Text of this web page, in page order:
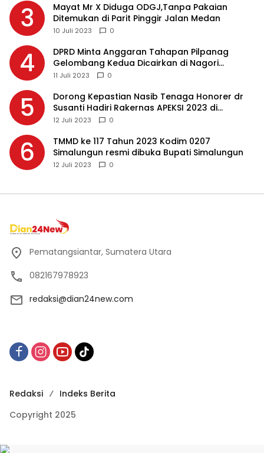
3
Mayat Mr X Diduga ODGJ,Tanpa Pakaian
Ditemukan di Parit Pinggir Jalan Medan
10 Juli 2023 0
4
DPRD Minta Anggaran Tahapan Pilpanag
Gelombang Kedua Dicairkan di Nagori
Masing-masing, Ini Alasannya…
11 Juli 2023 0
5
Dorong Kepastian Nasib Tenaga Honorer dr
Susanti Hadiri Rakernas APEKSI 2023 di
Makassar
12 Juli 2023 0
6
TMMD ke 117 Tahun 2023 Kodim 0207
Simalungun resmi dibuka Bupati Simalungun
12 Juli 2023 0
Pematangsiantar, Sumatera Utara
082167978923
redaksi@dian24new.com
Redaksi
Indeks Berita
Copyright 2025